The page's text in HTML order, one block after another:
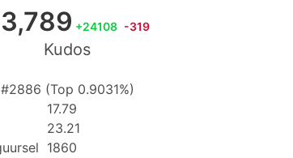
+24108 -319
Kudos
#2886 (Top 0.9031%)
17.79
23.21
1860